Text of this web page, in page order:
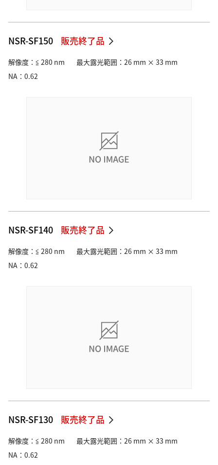
NSR-SF150 販売終了品
解像度：≦ 280 nm
最大露光範囲：26 mm × 33 mm
NA：0.62
NSR-SF140 販売終了品
解像度：≦ 280 nm
最大露光範囲：26 mm × 33 mm
NA：0.62
NSR-SF130 販売終了品
解像度：≦ 280 nm
最大露光範囲：26 mm × 33 mm
NA：0.62